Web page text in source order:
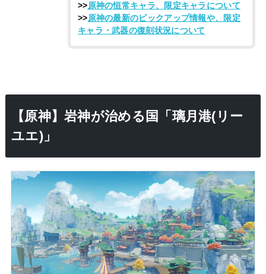
>>原神の恒常キャラ、限定キャラについて
>>原神の最新のピックアップ情報や、限定
キャラ・武器の復刻状況について
【原神】岩神が治める国「璃月港(リー
ユエ)」